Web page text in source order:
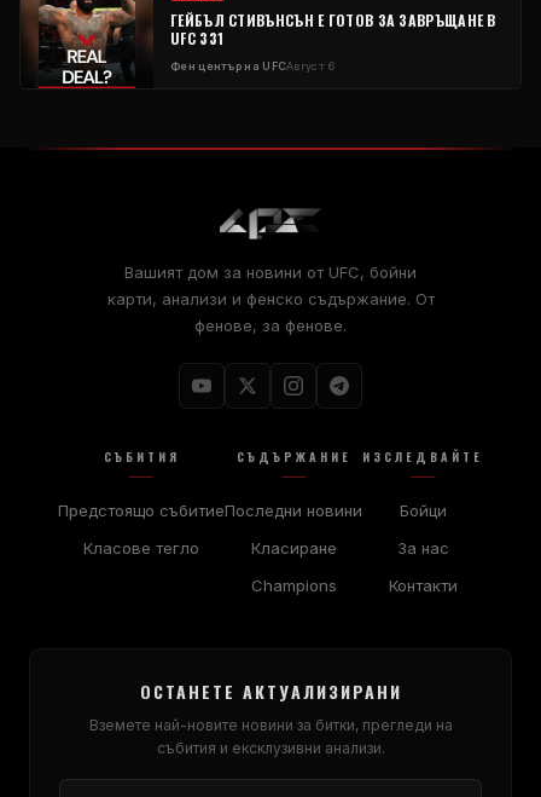
ГЕЙБЪЛ СТИВЪНСЪН Е ГОТОВ ЗА ЗАВРЪЩАНЕ В
UFC 331
Фен център на UFCАвгуст 6
Вашият дом за новини от UFC, бойни
карти, анализи и фенско съдържание. От
фенове, за фенове.
СЪБИТИЯ
Предстоящо събитие
Класове тегло
СЪДЪРЖАНИЕ
Последни новини
Класиране
Champions
ИЗСЛЕДВАЙТЕ
Бойци
За нас
Контакти
ОСТАНЕТЕ АКТУАЛИЗИРАНИ
Вземете най-новите новини за битки, прегледи на
събития и ексклузивни анализи.